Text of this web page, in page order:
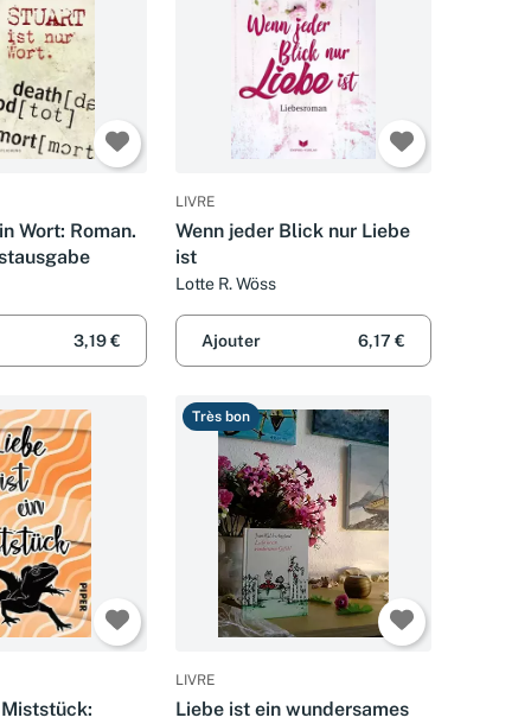
Wort: Roman.
3,19 €
LIVRE
Wenn jeder Blick nur Liebe
ist
Lotte R. Wöss
Ajouter 6,17 €
Très bon
LIVRE
Liebe ist ein wundersames